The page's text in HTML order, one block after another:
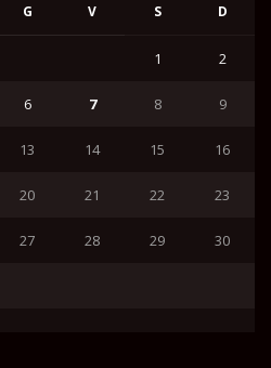
G V S D
1 2
6 7 8 9
13 14 15 16
20 21 22 23
27 28 29 30